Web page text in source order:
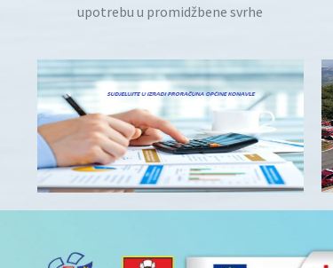
upotrebu u promidžbene svrhe